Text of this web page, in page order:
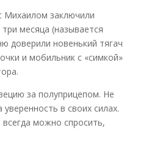
Михаилом заключили
месяца (называется
доверили новенький тягач
и мобильник с «симкой»
за полуприцепом. Не
в своих силах.
можно спросить,